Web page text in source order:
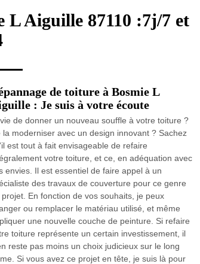
L Aiguille 87110 :7j/7 et
de toiture à Bosmie L
: Je suis à votre écoute
de donner un nouveau souffle à votre toiture ?
la moderniser avec un design innovant ? Sachez
est tout à fait envisageable de refaire
votre toiture, et ce, en adéquation avec
envies. Il est essentiel de faire appel à un
des travaux de couverture pour ce genre
projet. En fonction de vos souhaits, je peux
ou remplacer le matériau utilisé, et même
une nouvelle couche de peinture. Si refaire
toiture représente un certain investissement, il
reste pas moins un choix judicieux sur le long
Si vous avez ce projet en tête, je suis là pour